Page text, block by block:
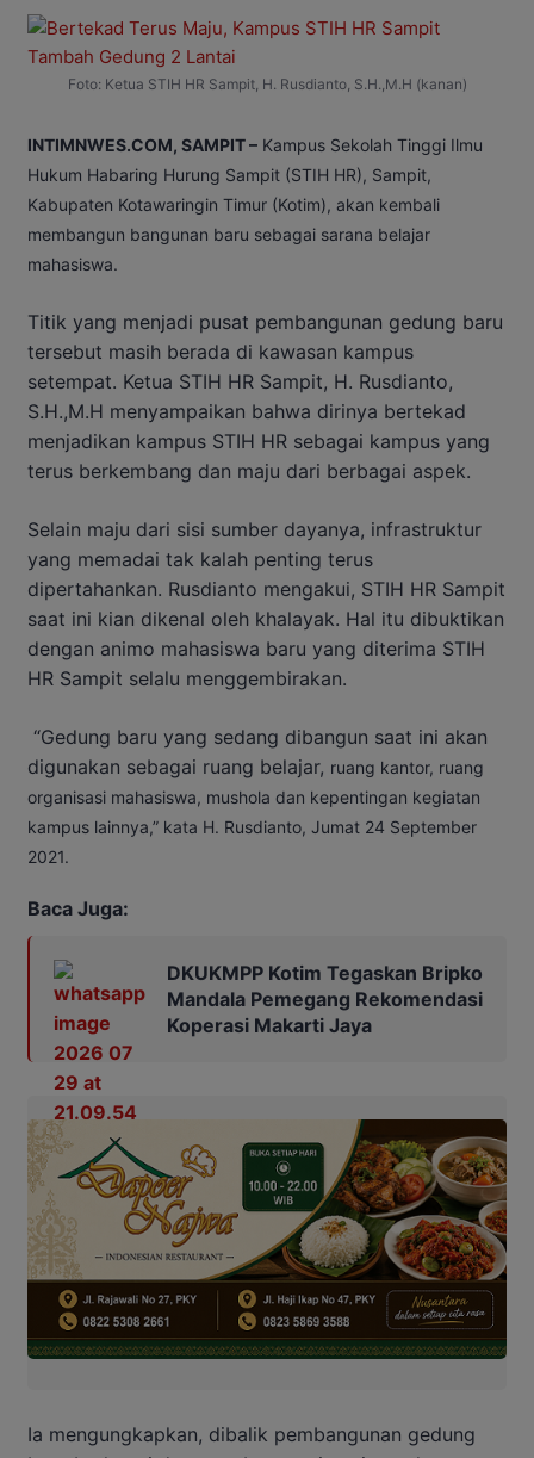
Foto: Ketua STIH HR Sampit, H. Rusdianto, S.H.,M.H (kanan)
INTIMNWES.COM, SAMPIT – Kampus Sekolah Tinggi Ilmu
Hukum Habaring Hurung Sampit (STIH HR), Sampit,
Kabupaten Kotawaringin Timur (Kotim), akan kembali
membangun bangunan baru sebagai sarana belajar
mahasiswa.
Titik yang menjadi pusat pembangunan gedung baru
tersebut masih berada di kawasan kampus
setempat. Ketua STIH HR Sampit, H. Rusdianto,
S.H.,M.H menyampaikan bahwa dirinya bertekad
menjadikan kampus STIH HR sebagai kampus yang
terus berkembang dan maju dari berbagai aspek.
Selain maju dari sisi sumber dayanya, infrastruktur
yang memadai tak kalah penting terus
dipertahankan. Rusdianto mengakui, STIH HR Sampit
saat ini kian dikenal oleh khalayak. Hal itu dibuktikan
dengan animo mahasiswa baru yang diterima STIH
HR Sampit selalu menggembirakan.
“Gedung baru yang sedang dibangun saat ini akan
digunakan sebagai ruang belajar, ruang kantor, ruang
organisasi mahasiswa, mushola dan kepentingan kegiatan
kampus lainnya,” kata H. Rusdianto, Jumat 24 September
2021.
Baca Juga:
DKUKMPP Kotim Tegaskan Bripko
Mandala Pemegang Rekomendasi
Koperasi Makarti Jaya
Ia mengungkapkan, dibalik pembangunan gedung